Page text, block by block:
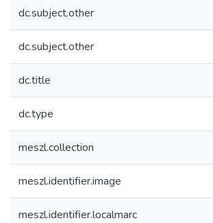
dc.subject.other
dc.subject.other
dc.title
dc.type
meszl.collection
meszl.identifier.image
meszl.identifier.localmarc